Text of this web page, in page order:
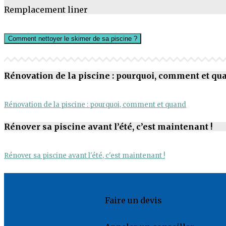
Remplacement liner
Comment nettoyer le skimer de sa piscine ?
Rénovation de la piscine : pourquoi, comment et
Rénovation de la piscine : pourquoi, comment et quand
Rénover sa piscine avant l’été, c’est maintenant !
Rénover sa piscine avant l'été, c'est maintenant !
Faire un devis